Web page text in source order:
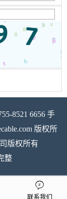
8521 6656 手
版权所
版权所有
整
联系我们